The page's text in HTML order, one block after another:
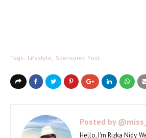
Tags: Lifestyle Sponsored Post
Posted by
Hello, I'm Rizka Nidy.